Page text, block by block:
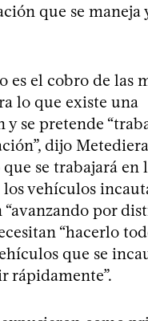
que se maneja
es el cobro de las
lo que existe una
y se pretende
dijo
se trabajará en
vehículos
“avanzando por
“hacerlo
que se
rápidamente”.